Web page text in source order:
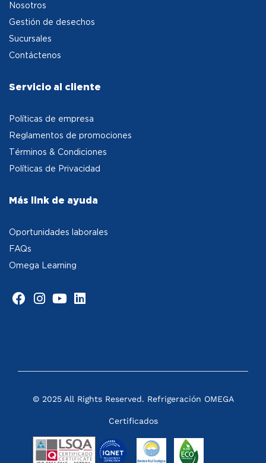
Nosotros
Gestión de desechos
Sucursales
Contáctenos
Servicio al cliente
Políticas de empresa
Reglamentos de promociones
Términos & Condiciones
Políticas de Privacidad
Más link de ayuda
Oportunidades laborales
FAQs
Omega Learning
© 2025 All Rights Reserved. Refrigeración OMEGA
Certificados